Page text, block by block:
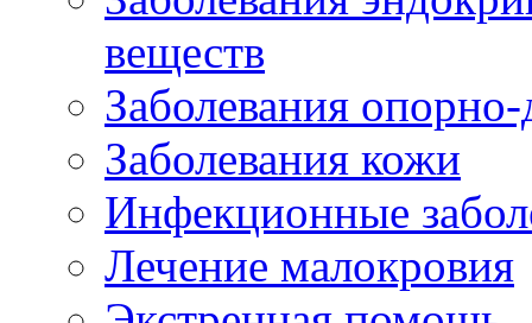
веществ
Заболевания опорно-
Заболевания кожи
Инфекционные
Лечение малокровия